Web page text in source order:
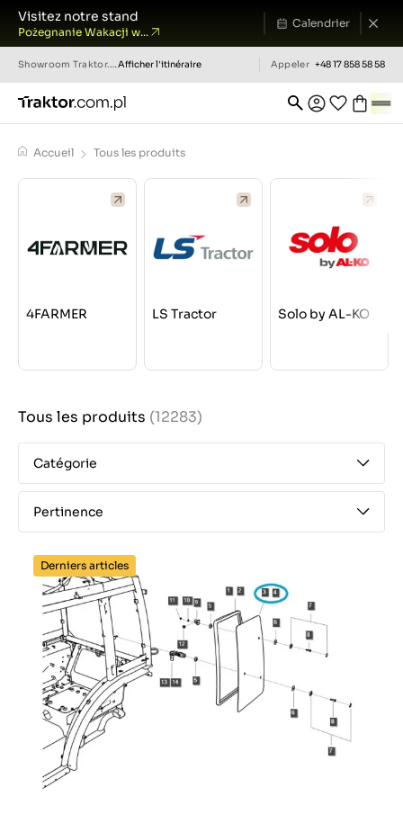
Visitez notre stand
Pożegnanie Wakacji w...
Calendrier
Showroom Traktor.com.pl Afficher l'itinéraire Appeler +48 17 858 58 58
Accueil Tous les produits
4FARMER LS Tractor Solo by AL-KO
Tous les produits (12283)
Catégorie
Pertinence
Derniers articles